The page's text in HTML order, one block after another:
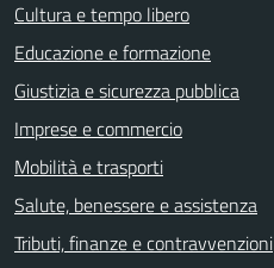
Cultura e tempo libero
Educazione e formazione
Giustizia e sicurezza pubblica
Imprese e commercio
Mobilità e trasporti
Salute, benessere e assistenza
Tributi, finanze e contravvenzioni